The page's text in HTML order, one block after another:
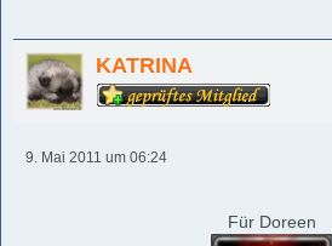
KATRINA
9. Mai 2011 um 06:24
Für Doreen